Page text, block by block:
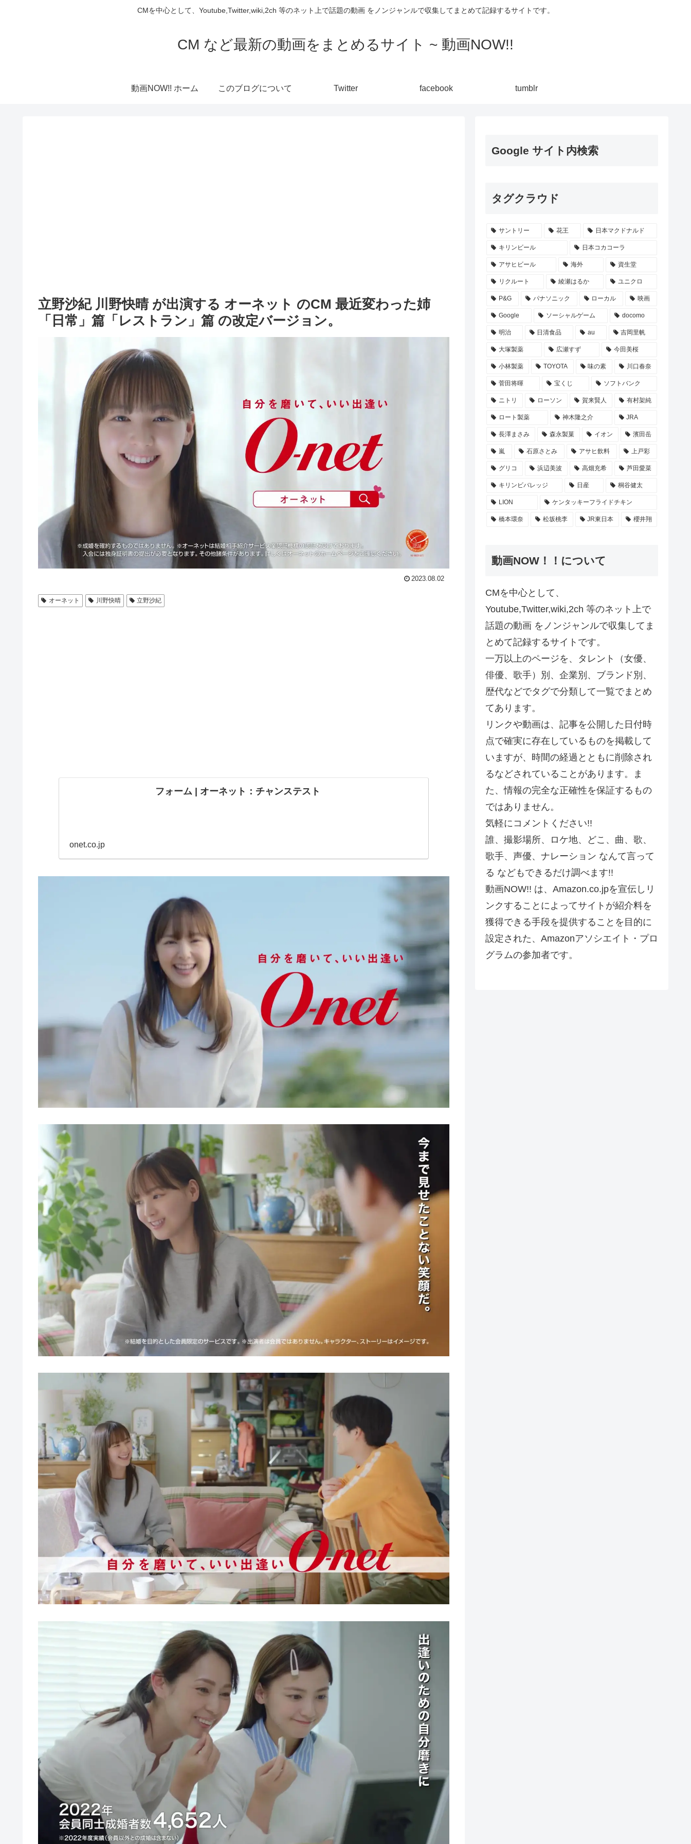
CMを中心として、Youtube,Twitter,wiki,2ch 等のネット上で話題の動画 をノンジャンルで収集してまとめて記録するサイトです。
CM など最新の動画をまとめるサイト ~ 動画NOW!!
動画NOW!! ホーム このブログについて Twitter facebook tumblr
立野沙紀 川野快晴 が出演する オーネット のCM 最近変わった姉
「日常」篇「レストラン」篇 の改定バージョン。
2023.08.02
オーネット 川野快晴 立野沙紀
フォーム | オーネット：チャンステスト
onet.co.jp
Google サイト内検索
タグクラウド
サントリー 花王 日本マクドナルド
キリンビール 日本コカコーラ
アサヒビール 海外 資生堂
リクルート 綾瀬はるか ユニクロ
P&G パナソニック ローカル 映画
Google ソーシャルゲーム docomo
明治 日清食品 au 吉岡里帆
大塚製薬 広瀬すず 今田美桜
小林製薬 TOYOTA 味の素 川口春奈
菅田将暉 宝くじ ソフトバンク
ニトリ ローソン 賀来賢人 有村架純
ロート製薬 神木隆之介 JRA
長澤まさみ 森永製菓 イオン 濱田岳
嵐 石原さとみ アサヒ飲料 上戸彩
グリコ 浜辺美波 高畑充希 芦田愛菜
キリンビバレッジ 日産 桐谷健太
LION ケンタッキーフライドチキン
橋本環奈 松坂桃李 JR東日本 櫻井翔
動画NOW！！について
CMを中心として、
Youtube,Twitter,wiki,2ch 等のネット上で
話題の動画 をノンジャンルで収集してま
とめて記録するサイトです。
一万以上のページを、タレント（女優、
俳優、歌手）別、企業別、ブランド別、
歴代などでタグで分類して一覧でまとめ
てあります。
リンクや動画は、記事を公開した日付時
点で確実に存在しているものを掲載して
いますが、時間の経過とともに削除され
るなどされていることがあります。ま
た、情報の完全な正確性を保証するもの
ではありません。
気軽にコメントください!!
誰、撮影場所、ロケ地、どこ、曲、歌、
歌手、声優、ナレーション なんて言って
る などもできるだけ調べます!!
動画NOW!! は、Amazon.co.jpを宣伝しリ
ンクすることによってサイトが紹介料を
獲得できる手段を提供することを目的に
設定された、Amazonアソシエイト・プロ
グラムの参加者です。